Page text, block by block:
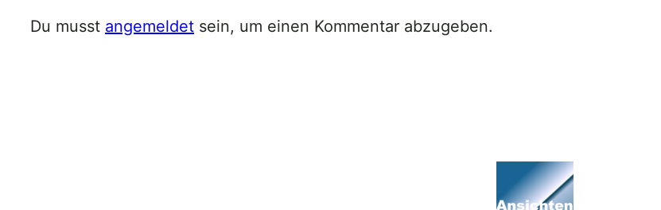
Du musst angemeldet sein, um einen Kommentar abzugeben.